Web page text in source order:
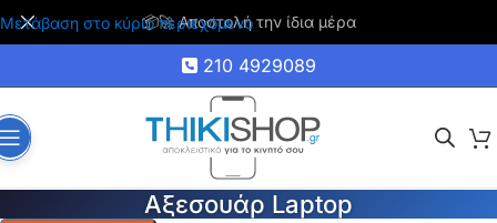
Μετάβαση στο κύριο περιεχόμενο
🚚 Δωρεάν μεταφορικά για αγορές άνω των 35€
210 4929089
Αξεσουάρ Laptop